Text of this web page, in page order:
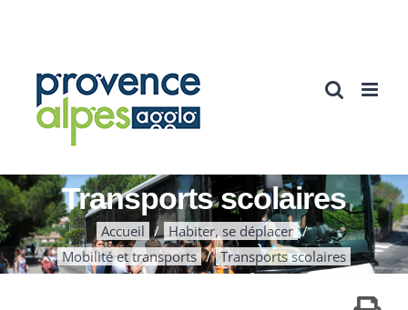
Transports scolaires
Accueil
Habiter, se déplacer
Mobilité et transports
Transports scolaires